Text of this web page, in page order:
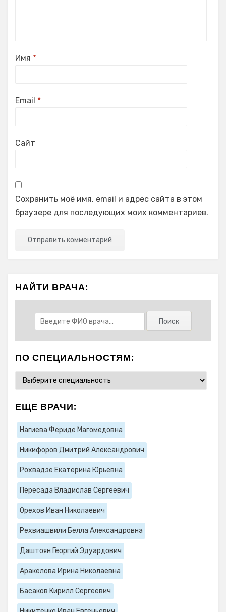
Имя *
Email *
Сайт
Сохранить моё имя, email и адрес сайта в этом
браузере для последующих моих комментариев.
НАЙТИ ВРАЧА:
ПО СПЕЦИАЛЬНОСТЯМ:
ЕЩЕ ВРАЧИ:
Нагиева Фериде Магомедовна
Никифоров Дмитрий Александрович
Рохвадзе Екатерина Юрьевна
Пересада Владислав Сергеевич
Орехов Иван Николаевич
Рехвиашвили Белла Александровна
Даштоян Георгий Эдуардович
Аракелова Ирина Николаевна
Басаков Кирилл Сергеевич